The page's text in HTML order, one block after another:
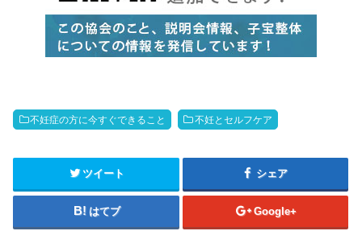
不妊症の方に今すぐできること 不妊とセルフケア
ツイート シェア
はてブ Google+